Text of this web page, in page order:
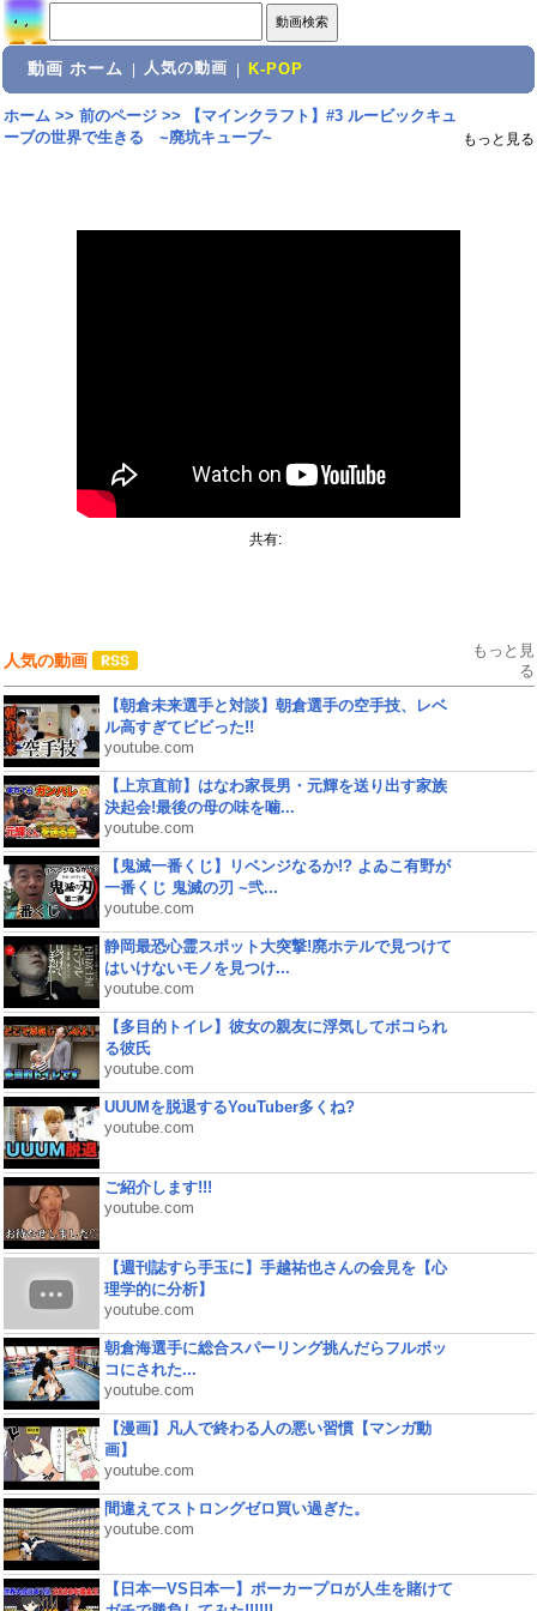
動画 ホーム 人気の動画 K-POP
ホーム>> 前のページ>>
【マインクラフト】#3 ルービックキュ
ーブの世界で生きる ~廃坑キューブ~
もっと見る
共有:
人気の動画
もっと見
る
【朝倉未来選手と対談】朝倉選手の空手技、レベ
ル高すぎてビビった!!
youtube.com
【上京直前】はなわ家長男・元輝を送り出す家族
決起会!最後の母の味を噛...
youtube.com
【鬼滅一番くじ】リベンジなるか!? よゐこ有野が
一番くじ 鬼滅の刃 ~弐...
youtube.com
静岡最恐心霊スポット大突撃!廃ホテルで見つけて
はいけないモノを見つけ...
youtube.com
【多目的トイレ】彼女の親友に浮気してボコられ
る彼氏
youtube.com
UUUMを脱退するYouTuber多くね?
youtube.com
ご紹介します!!!
youtube.com
【週刊誌すら手玉に】手越祐也さんの会見を【心
理学的に分析】
youtube.com
朝倉海選手に総合スパーリング挑んだらフルボッ
コにされた...
youtube.com
【漫画】凡人で終わる人の悪い習慣【マンガ動
画】
youtube.com
間違えてストロングゼロ買い過ぎた。
youtube.com
【日本一VS日本一】ポーカープロが人生を賭けて